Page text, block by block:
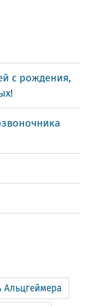
с рождения,
Альцгеймера